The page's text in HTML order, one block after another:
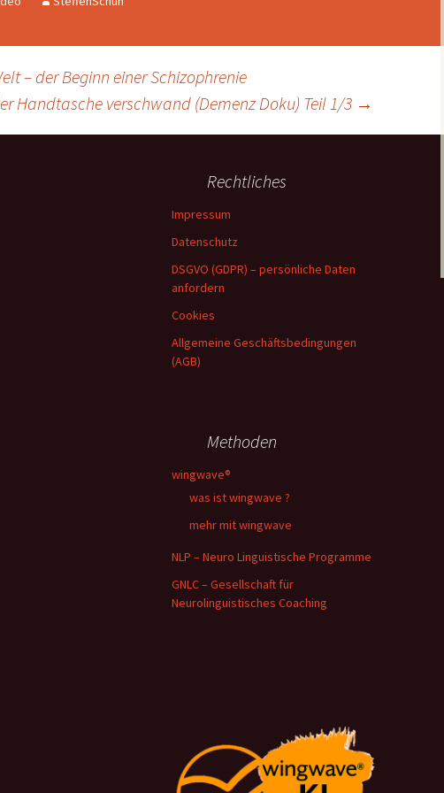
– der Beginn einer Schizophrenie
Handtasche verschwand (Demenz Doku) Teil 1/3 →
Rechtliches
Impressum
Datenschutz
DSGVO (GDPR) – persönliche Daten
anfordern
Cookies
Allgemeine Geschäftsbedingungen
(AGB)
Methoden
wingwave®
was ist wingwave ?
mehr mit wingwave
NLP – Neuro Linguistische Programme
GNLC – Gesellschaft für
Neurolinguistisches Coaching